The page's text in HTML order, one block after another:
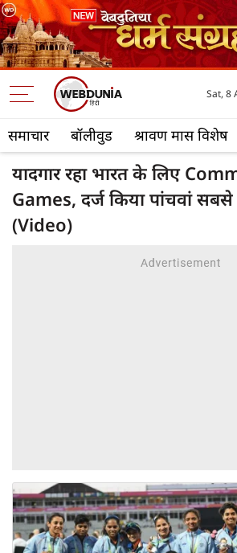
समाचार बॉलीवुड श्रावण मास विशेष
Sat, 8
यादगार रहा भारत के लिए
Games, दर्ज किया पांचवां सबसे
(Video)